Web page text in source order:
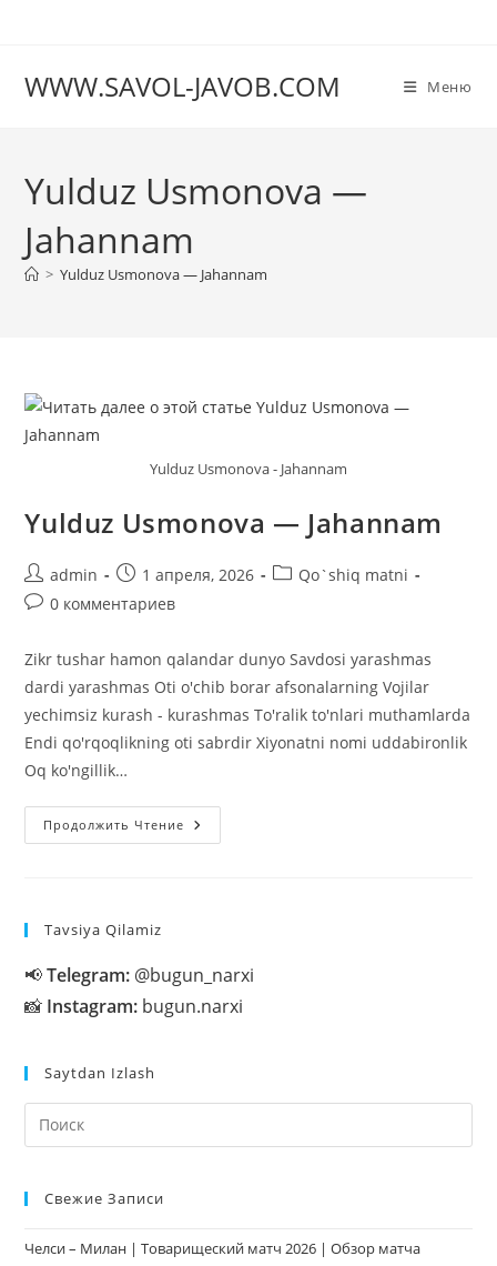
WWW.SAVOL-JAVOB.COM Меню
Yulduz Usmonova —
Jahannam
> Yulduz Usmonova — Jahannam
Yulduz Usmonova - Jahannam
Yulduz Usmonova — Jahannam
Автор
записи:
admin
Запись
опубликована:
1 апреля, 2026
Рубрика
Qo`shiq matni
Комментарии
записи:
0 комментариев
Zikr tushar hamon qalandar dunyo Savdosi yarashmas
dardi yarashmas Oti o'chib borar afsonalarning Vojilar
yechimsiz kurash - kurashmas To'ralik to'nlari muthamlarda
Endi qo'rqoqlikning oti sabrdir Xiyonatni nomi uddabironlik
Oq ko'ngillik…
Продолжить Чтение Yulduz
Usmonova
Tavsiya Qilamiz
📢Telegram: @bugun_narxi
📸 Instagram: bugun.narxi
Saytdan Izlash
Свежие Записи
Челси – Милан | Товарищеский матч 2026 | Обзор матча